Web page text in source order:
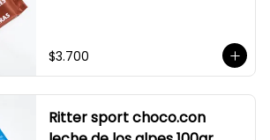
$3.700
Ritter sport choco.con